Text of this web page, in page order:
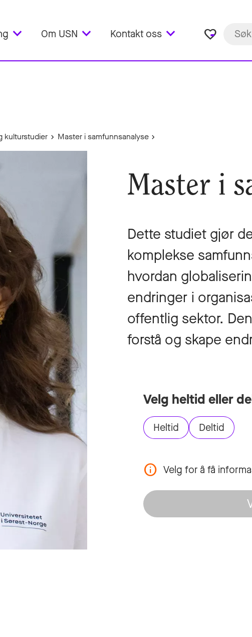
Om USN Kontakt oss favorite_border
kulturstudier Master i samfunnsanalyse
Master i
Dette studiet gjør
komplekse
hvordan
endringer i
offentlig sektor.
forstå og skape
Velg heltid eller
Heltid Deltid
Velg for å få